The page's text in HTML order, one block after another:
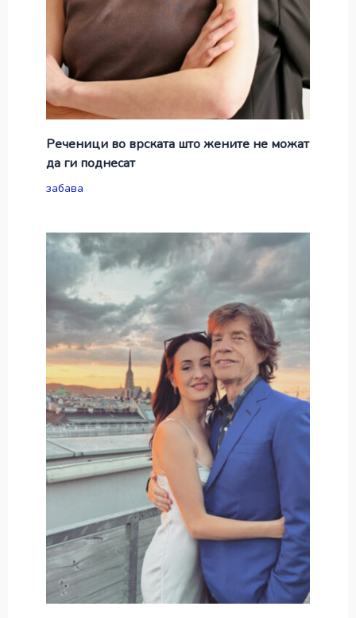
Реченици во врската што жените не можат
да ги поднесат
забава